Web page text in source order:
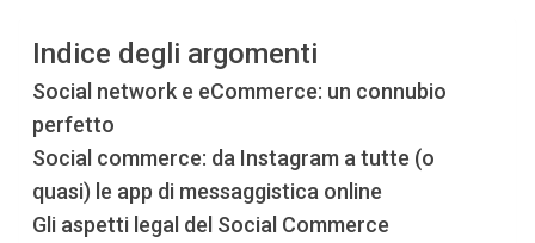
Indice degli argomenti
Social network e eCommerce: un connubio
perfetto
Social commerce: da Instagram a tutte (o
quasi) le app di messaggistica online
Gli aspetti legal del Social Commerce